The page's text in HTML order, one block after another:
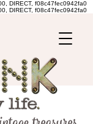
DIRECT, f08c47fec0942fa0
DIRECT, f08c47fec0942fa0